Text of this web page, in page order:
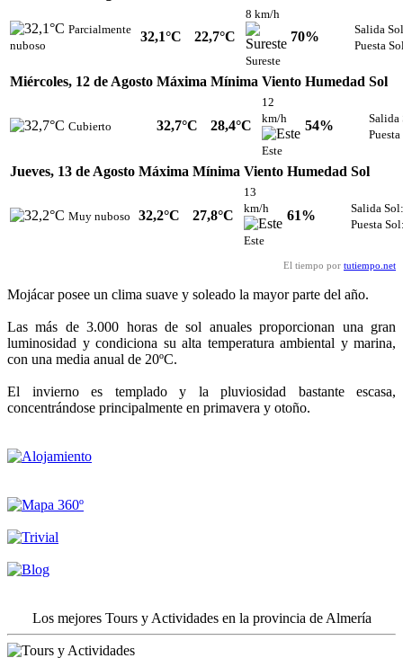
Parcialmente
nuboso
32,1°C 22,7°C
8 km/h
Sureste
70%
Salida
Puesta
Miércoles, 12 de Agosto Máxima Mínima Viento Humedad Sol
Cubierto 32,7°C 28,4°C
12
km/h
Este
54%
Salida
Jueves, 13 de Agosto Máxima Mínima Viento Humedad Sol
Muy nuboso 32,2°C 27,8°C
13
km/h
Este
61%
Salida
Puesta
El tiempo por tutiempo.net
Mojácar posee un clima suave y soleado la mayor parte del año.
Las más de 3.000 horas de sol anuales proporcionan una gran
luminosidad y condiciona su alta temperatura ambiental y marina,
con una media anual de 20ºC.
El invierno es templado y la pluviosidad bastante escasa,
concentrándose principalmente en primavera y otoño.
Los mejores Tours y Actividades en la provincia de Almería